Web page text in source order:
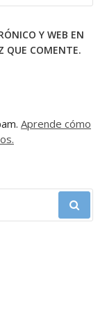
Y WEB EN
QUE COMENTE.
Aprende cómo